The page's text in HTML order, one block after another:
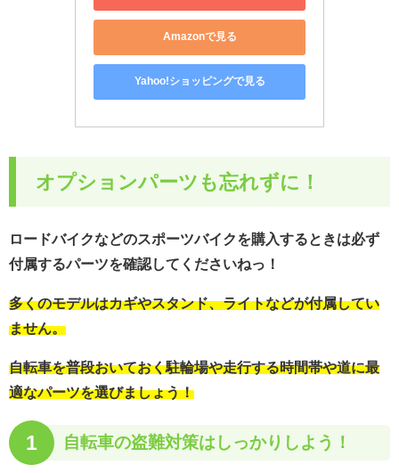
Amazonで見る
Yahoo!ショッピングで見る
オプションパーツも忘れずに！
ロードバイクなどのスポーツバイクを購入するときは必ず
付属するパーツを確認してくださいねっ！
多くのモデルはカギやスタンド、ライトなどが付属してい
ません。
自転車を普段おいておく駐輪場や走行する時間帯や道に最
適なパーツを選びましょう！
1 自転車の盗難対策はしっかりしよう！